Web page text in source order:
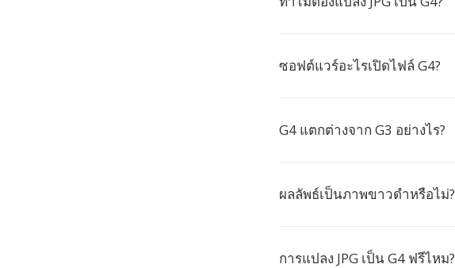
ซอฟต์แวร์อะไรเปิดไฟล์ G4?
G4 แตกต่างจาก G3 อย่างไร?
ผลลัพธ์เป็นภาพขาวดำหรือไม่?
การแปลง JPG เป็น G4 ฟรีไหม?